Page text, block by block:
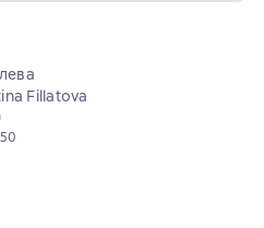
Fillatova
рейтинг 4,3 на основе 50 оценок
50